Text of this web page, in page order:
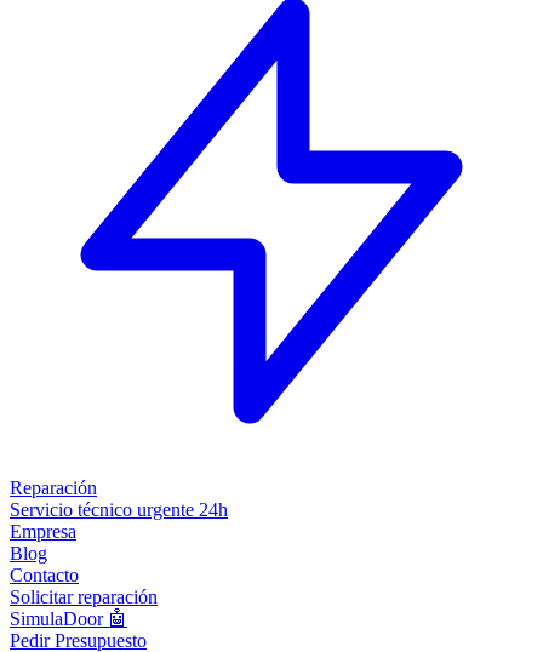
Reparación
Servicio técnico urgente 24h
Empresa
Blog
Contacto
Solicitar reparación
SimulaDoor 🤖
Pedir Presupuesto